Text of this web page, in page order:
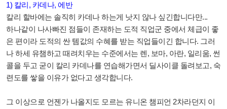
1) 칼리, 카데나, 에반
칼리 할바에는 솔직히 카데나 하는게 낫지 않나 싶긴합니다만...
하나같이 나사빠진 점들이 존재하는 도적 직업군 중에서 체급이 좋
은 편이라 도적의 싼 템값의 수혜를 받는 직업들이긴 합니다. 그러
나 하세 유챔하고 때려치우는 수준에서는 렌, 보마, 아란, 일리움, 썬
콜을 두고 굳이 칼리 카데나를 연습해가면서 딜사이클 돌려보고, 숙
련도를 쌓을 이유가 없다고 생각합니다.
그 이상으로 언젠가 나올지도 모르는 유니온 챔피언 2차라던지 이